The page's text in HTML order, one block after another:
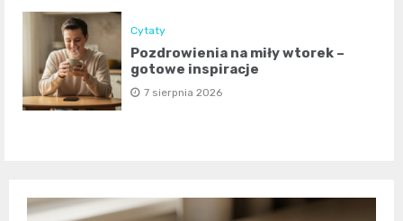
Cytaty
Pozdrowienia na miły wtorek –
gotowe inspiracje
7 sierpnia 2026